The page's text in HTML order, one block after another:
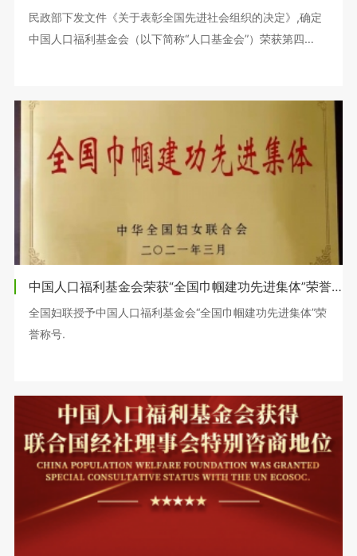
民政部下发文件《关于表彰全国先进社会组织的决定》,确定
中国人口福利基金会（以下简称“人口基金会”）荣获第四
中国人口福利基金会荣获“全国巾帼建功先进集体”荣誉称号
全国妇联授予中国人口福利基金会“全国巾帼建功先进集体”荣
誉称号.